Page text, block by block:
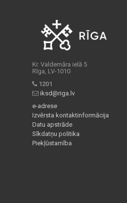
Kr. Valdemāra ielā 5
Rīga, LV-1010
1201
iksd@riga.lv
e-adrese
Izvērsta kontaktinformācija
Datu apstrāde
Sīkdatņu politika
Piekļūstamība